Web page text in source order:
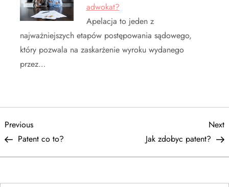
adwokat?
Apelacja to jeden z
najważniejszych etapów postępowania sądowego,
który pozwala na zaskarżenie wyroku wydanego
przez…
N
a
w
Previous
Post
Previous
Patent co to?
Next
Jak zdobyc patent?